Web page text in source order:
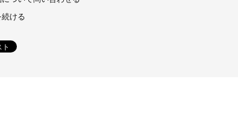
続ける